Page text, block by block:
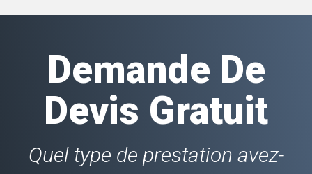
Demande De
Devis Gratuit
Quel type de prestation avez-